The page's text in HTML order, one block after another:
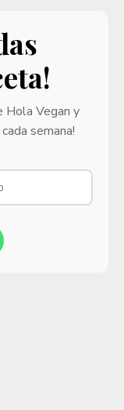
Hola Vegan y
semana!